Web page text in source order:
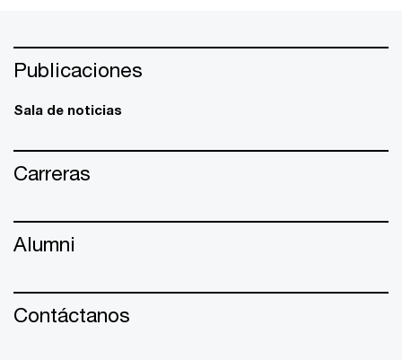
Publicaciones
Sala de noticias
Carreras
Alumni
Contáctanos